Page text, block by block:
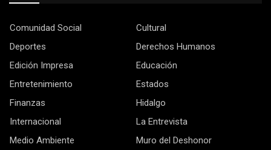
Comunidad Social
Cultural
Deportes
Derechos Humanos
Edición Impresa
Educación
Entretenimiento
Estados
Finanzas
Hidalgo
Internacional
La Entrevista
Medio Ambiente
Muro del Deshonor